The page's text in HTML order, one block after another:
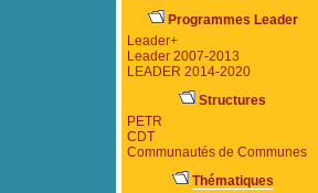
Programmes Leader
Leader+
Leader 2007-2013
LEADER 2014-2020
Structures
PETR
CDT
Communautés de Communes
Thématiques